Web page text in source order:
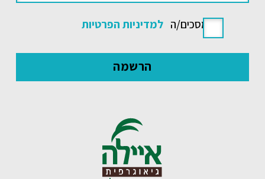
אני מסכים/ה למדיניות הפרטיות